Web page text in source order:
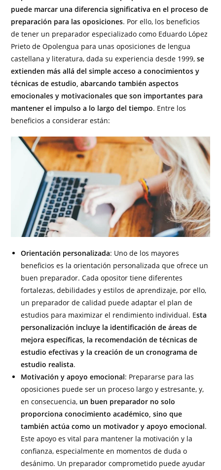
puede marcar una diferencia significativa en el proceso de
preparación para las oposiciones. Por ello, los beneficios
de tener un preparador especializado como Eduardo López
Prieto de Opolengua para unas oposiciones de lengua
castellana y literatura, dada su experiencia desde 1999,se
extienden más allá del simple acceso a conocimientos y
técnicas de estudio, abarcando también aspectos
emocionales y motivacionales que son importantes para
mantener el impulso a lo largo del tiempo. Entre los
beneficios a considerar están:
Orientación personalizada: Uno de los mayores
beneficios es la orientación personalizada que ofrece un
buen preparador. Cada opositor tiene diferentes
fortalezas, debilidades y estilos de aprendizaje, por ello,
un preparador de calidad puede adaptar el plan de
estudios para maximizar el rendimiento individual. Esta
personalización incluye la identificación de áreas de
mejora específicas, la recomendación de técnicas de
estudio efectivas y la creación de un cronograma de
estudio realista.
Motivación y apoyo emocional: Prepararse para las
oposiciones puede ser un proceso largo y estresante, y,
en consecuencia, un buen preparador no solo
proporciona conocimiento académico, sino que
también actúa como un motivador y apoyo emocional.
Este apoyo es vital para mantener la motivación y la
confianza, especialmente en momentos de duda o
desánimo. Un preparador comprometido puede ayudar